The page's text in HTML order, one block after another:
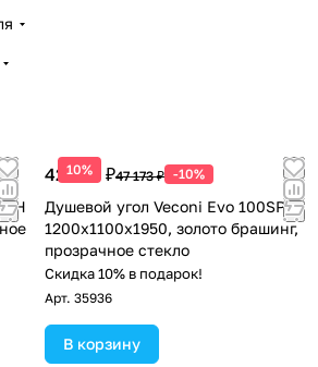
10%
42 456 ₽47 173 ₽ -10%
Душевой угол Veconi Evo 100SP G
1200х1100x1950, золото брашинг,
прозрачное стекло
Скидка 10% в подарок!
Арт. 35936
В корзину